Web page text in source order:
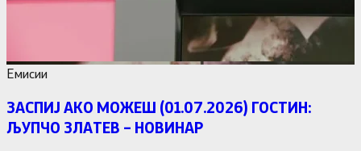
Емисии
ЗАСПИЈ АКО МОЖЕШ (01.07.2026) ГОСТИН:
ЉУПЧО ЗЛАТЕВ – НОВИНАР